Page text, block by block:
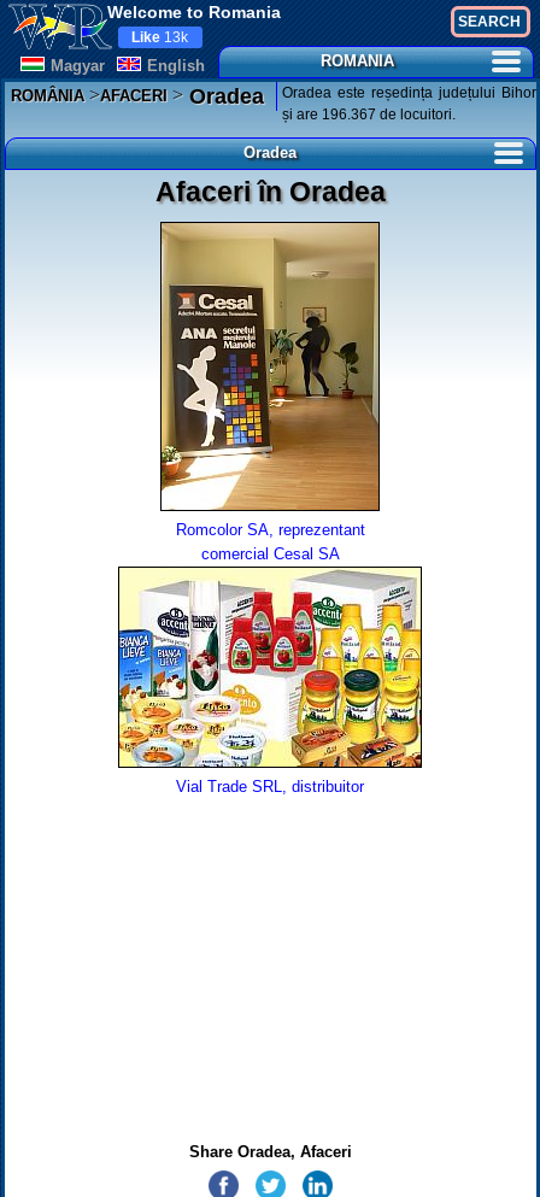
Welcome to Romania
Magyar English
Like 13k
ROMANIA
ROMÂNIA>AFACERI>Oradea
Oradea este reședința județului Bihor
și are 196.367 de locuitori.
Oradea
Afaceri în Oradea
Romcolor SA, reprezentant
comercial Cesal SA
Vial Trade SRL, distribuitor
Share Oradea, Afaceri